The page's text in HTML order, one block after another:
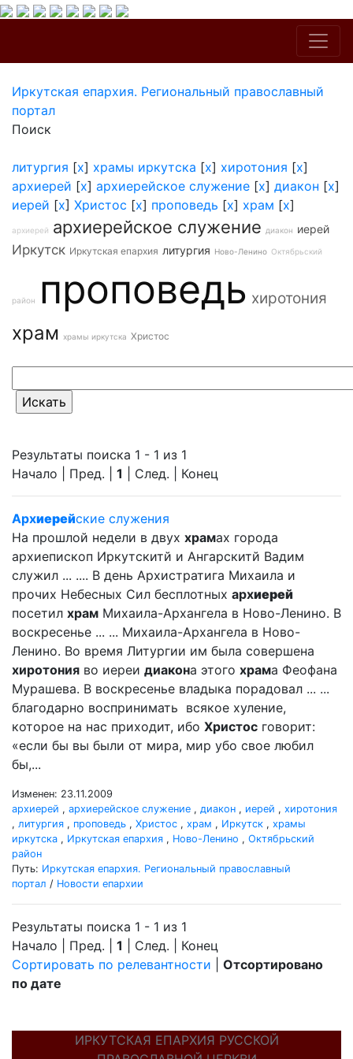
Иркутская епархия. Региональный православный
портал
Поиск
литургия [x] храмы иркутска [x] хиротония [x]
архиерей [x] архиерейское служение [x] диакон [x]
иерей [x] Христос [x] проповедь [x] храм [x]
архиерей архиерейское служение диакон иерей
Иркутск Иркутская епархия литургия Ново-Ленино Октябрьский
район проповедь хиротония
храм храмы иркутска Христос
Результаты поиска 1 - 1 из 1
Начало | Пред. | 1 | След. | Конец
Архиерейские служения
На прошлой недели в двух храмах города
архиепископ Иркутскитй и Ангарскитй Вадим
служил ... .... В день Архистратига Михаила и
прочих Небесных Сил бесплотных архиерей
посетил храм Михаила-Архангела в Ново-Ленино. В
воскресенье ... ... Михаила-Архангела в Ново-
Ленино. Во время Литургии им была совершена
хиротония во иереи диакона этого храма Феофана
Мурашева. В воскресенье владыка порадовал ... ...
благодарно воспринимать всякое хуление,
которое на нас приходит, ибо Христос говорит:
«если бы вы были от мира, мир убо свое любил
бы,...
Изменен: 23.11.2009
архиерей , архиерейское служение , диакон , иерей , хиротония
, литургия , проповедь , Христос , храм , Иркутск , храмы
иркутска , Иркутская епархия , Ново-Ленино , Октябрьский
район
Путь: Иркутская епархия. Региональный православный
портал / Новости епархии
Результаты поиска 1 - 1 из 1
Начало | Пред. | 1 | След. | Конец
Сортировать по релевантности
Отсортировано
по дате
ИРКУТСКАЯ ЕПАРХИЯ РУССКОЙ